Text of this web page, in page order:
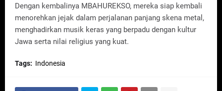
Dengan kembalinya MBAHUREKSO, mereka siap kembali
menorehkan jejak dalam perjalanan panjang skena metal,
menghadirkan musik keras yang berpadu dengan kultur
Jawa serta nilai religius yang kuat.
Tags: Indonesia